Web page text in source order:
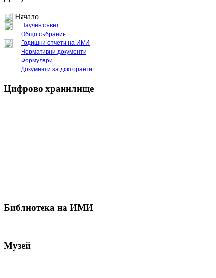
Начало
Научен съвет
Общо събрание
Годишни отчети на ИМИ
Нормативни документи
Формуляри
Документи за докторанти
Цифрово хранилище
Библиотека на ИМИ
Музей